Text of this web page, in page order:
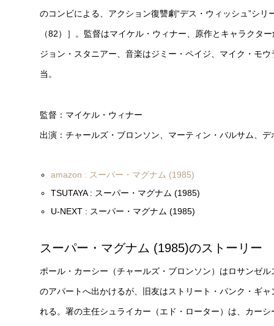
のコンビによる、アクション復讐劇“デス・ウィッシュ”シ
（82）］。監督はマイケル・ウィナー、原作とキャラクタ
ジョン・スタニアー、音楽はジミー・ペイジ、マイク・モ
当。
監督：マイケル・ウィナー
出演：チャールズ・ブロンソン、マーティン・バルサム、
amazon : スーパー・マグナム (1985)
TSUTAYA : スーパー・マグナム (1985)
U-NEXT : スーパー・マグナム (1985)
スーパー・マグナム (1985)のストーリー
ポール・カーシー（チャールズ・ブロンソン）はロサンゼ
のアパートへ出かけるが、旧友はストリート・パンク・ギ
れる。署の主任シュライカー（エド・ローター）は、カー